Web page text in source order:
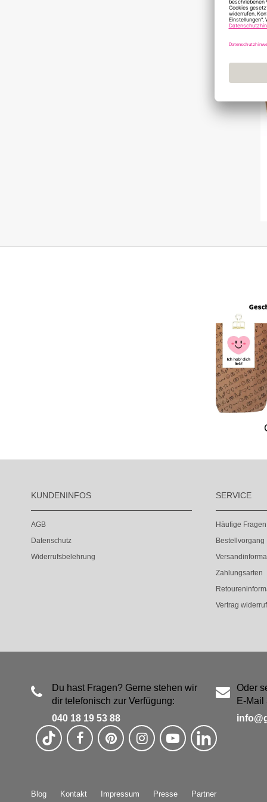
KUNDENINFOS
AGB
Datenschutz
Widerrufsbelehrung
SERVICE
Häufige Fragen
Bestellvorgang
Zahlungsarten
Vertrag
Du hast Fragen? Gerne stehen wir
dir telefonisch zur Verfügung:
040 18 19 53 88
Oder
E-Mail
Blog Kontakt Impressum Presse Partner